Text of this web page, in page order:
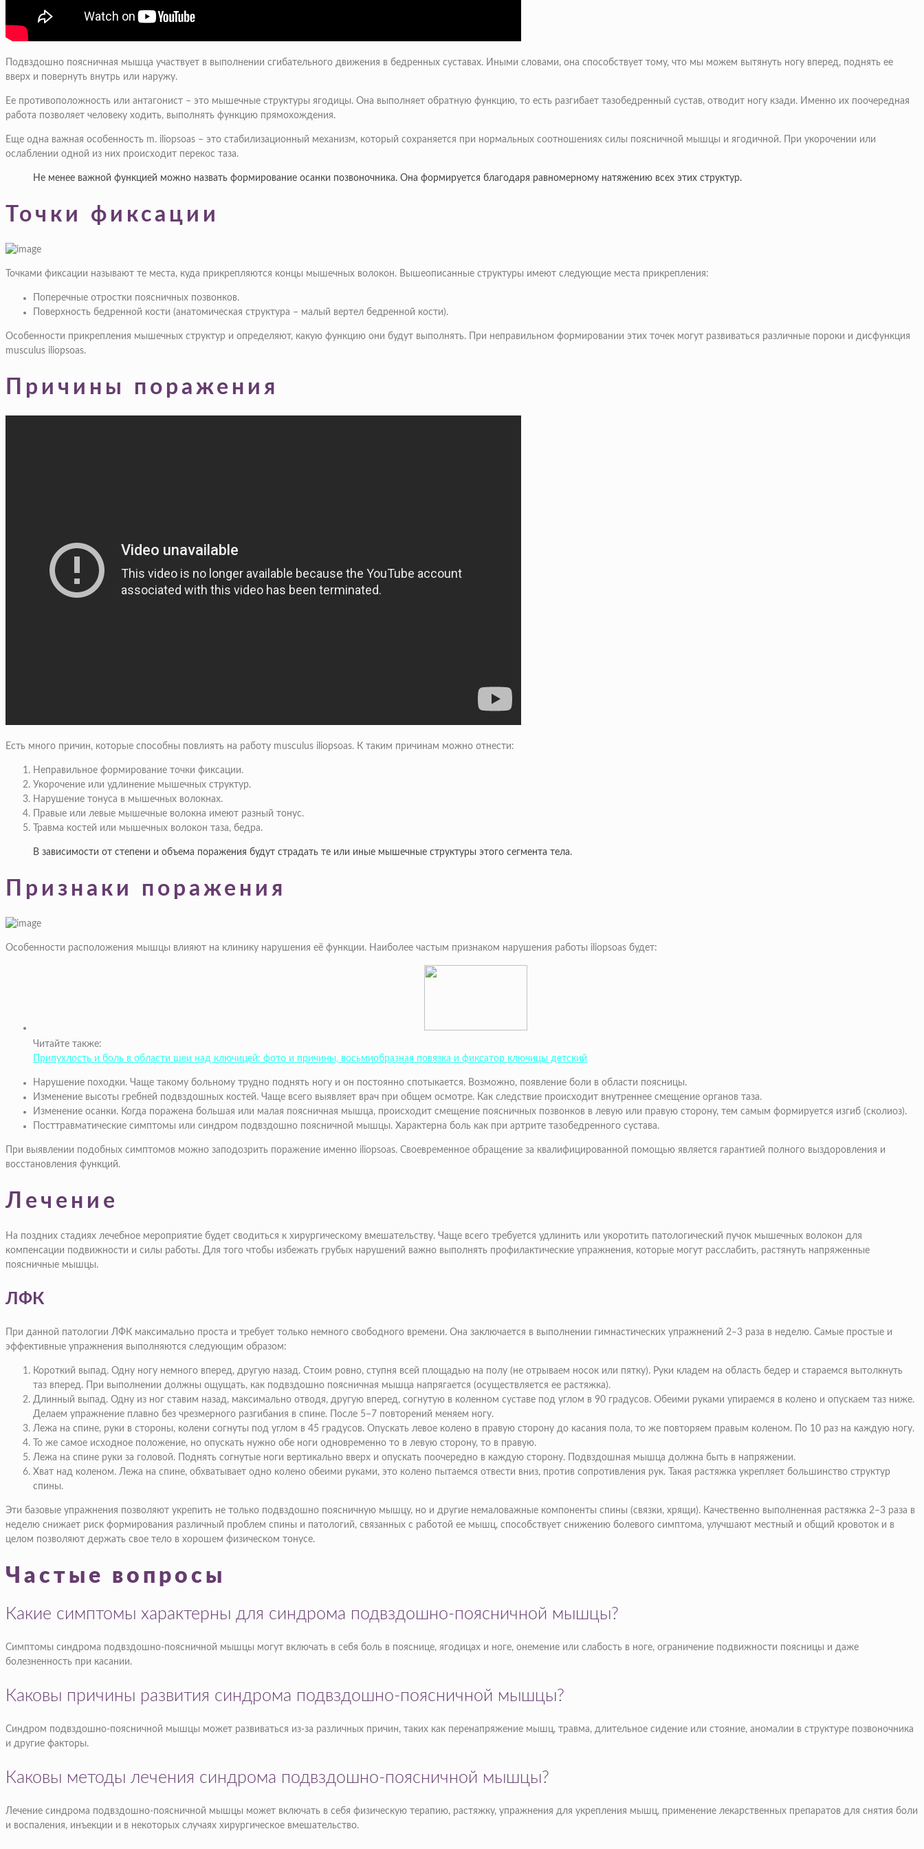
Подвздошно поясничная мышца участвует в выполнении сгибательного движения в бедренных суставах. Иными словами, она способствует тому, что мы можем вытянуть ногу вперед, поднять ее
вверх и повернуть внутрь или наружу.
Ее противоположность или антагонист – это мышечные структуры ягодицы. Она выполняет обратную функцию, то есть разгибает тазобедренный сустав, отводит ногу кзади. Именно их поочередная
работа позволяет человеку ходить, выполнять функцию прямохождения.
Еще одна важная особенность m. iliopsoas – это стабилизационный механизм, который сохраняется при нормальных соотношениях силы поясничной мышцы и ягодичной. При укорочении или
ослаблении одной из них происходит перекос таза.
Не менее важной функцией можно назвать формирование осанки позвоночника. Она формируется благодаря равномерному натяжению всех этих структур.
Точки фиксации
Точками фиксации называют те места, куда прикрепляются концы мышечных волокон. Вышеописанные структуры имеют следующие места прикрепления:
Поперечные отростки поясничных позвонков.
Поверхность бедренной кости (анатомическая структура – малый вертел бедренной кости).
Особенности прикрепления мышечных структур и определяют, какую функцию они будут выполнять. При неправильном формировании этих точек могут развиваться различные пороки и дисфункция
musculus iliopsoas.
Причины поражения
Есть много причин, которые способны повлиять на работу musculus iliopsoas. К таким причинам можно отнести:
Неправильное формирование точки фиксации.
Укорочение или удлинение мышечных структур.
Нарушение тонуса в мышечных волокнах.
Правые или левые мышечные волокна имеют разный тонус.
Травма костей или мышечных волокон таза, бедра.
В зависимости от степени и объема поражения будут страдать те или иные мышечные структуры этого сегмента тела.
Признаки поражения
Особенности расположения мышцы влияют на клинику нарушения её функции. Наиболее частым признаком нарушения работы iliopsoas будет:
Читайте также:
Припухлость и боль в области шеи над ключицей: фото и причины, восьмиобразная повязка и фиксатор ключицы детский
Нарушение походки. Чаще такому больному трудно поднять ногу и он постоянно спотыкается. Возможно, появление боли в области поясницы.
Изменение высоты гребней подвздошных костей. Чаще всего выявляет врач при общем осмотре. Как следствие происходит внутреннее смещение органов таза.
Изменение осанки. Когда поражена большая или малая поясничная мышца, происходит смещение поясничных позвонков в левую или правую сторону, тем самым формируется изгиб (сколиоз).
Посттравматические симптомы или синдром подвздошно поясничной мышцы. Характерна боль как при артрите тазобедренного сустава.
При выявлении подобных симптомов можно заподозрить поражение именно iliopsoas. Своевременное обращение за квалифицированной помощью является гарантией полного выздоровления и
восстановления функций.
Лечение
На поздних стадиях лечебное мероприятие будет сводиться к хирургическому вмешательству. Чаще всего требуется удлинить или укоротить патологический пучок мышечных волокон для
компенсации подвижности и силы работы. Для того чтобы избежать грубых нарушений важно выполнять профилактические упражнения, которые могут расслабить, растянуть напряженные
поясничные мышцы.
ЛФК
При данной патологии ЛФК максимально проста и требует только немного свободного времени. Она заключается в выполнении гимнастических упражнений 2–3 раза в неделю. Самые простые и
эффективные упражнения выполняются следующим образом:
Короткий выпад. Одну ногу немного вперед, другую назад. Стоим ровно, ступня всей площадью на полу (не отрываем носок или пятку). Руки кладем на область бедер и стараемся вытолкнуть
таз вперед. При выполнении должны ощущать, как подвздошно поясничная мышца напрягается (осуществляется ее растяжка).
Длинный выпад. Одну из ног ставим назад, максимально отводя, другую вперед, согнутую в коленном суставе под углом в 90 градусов. Обеими руками упираемся в колено и опускаем таз ниже.
Делаем упражнение плавно без чрезмерного разгибания в спине. После 5–7 повторений меняем ногу.
Лежа на спине, руки в стороны, колени согнуты под углом в 45 градусов. Опускать левое колено в правую сторону до касания пола, то же повторяем правым коленом. По 10 раз на каждую ногу.
То же самое исходное положение, но опускать нужно обе ноги одновременно то в левую сторону, то в правую.
Лежа на спине руки за головой. Поднять согнутые ноги вертикально вверх и опускать поочередно в каждую сторону. Подвздошная мышца должна быть в напряжении.
Хват над коленом. Лежа на спине, обхватывает одно колено обеими руками, это колено пытаемся отвести вниз, против сопротивления рук. Такая растяжка укрепляет большинство структур
спины.
Эти базовые упражнения позволяют укрепить не только подвздошно поясничную мышцу, но и другие немаловажные компоненты спины (связки, хрящи). Качественно выполненная растяжка 2–3 раза в
неделю снижает риск формирования различный проблем спины и патологий, связанных с работой ее мышц, способствует снижению болевого симптома, улучшают местный и общий кровоток и в
целом позволяют держать свое тело в хорошем физическом тонусе.
Частые вопросы
Какие симптомы характерны для синдрома подвздошно-поясничной мышцы?
Симптомы синдрома подвздошно-поясничной мышцы могут включать в себя боль в пояснице, ягодицах и ноге, онемение или слабость в ноге, ограничение подвижности поясницы и даже
болезненность при касании.
Каковы причины развития синдрома подвздошно-поясничной мышцы?
Синдром подвздошно-поясничной мышцы может развиваться из-за различных причин, таких как перенапряжение мышц, травма, длительное сидение или стояние, аномалии в структуре позвоночника
и другие факторы.
Каковы методы лечения синдрома подвздошно-поясничной мышцы?
Лечение синдрома подвздошно-поясничной мышцы может включать в себя физическую терапию, растяжку, упражнения для укрепления мышц, применение лекарственных препаратов для снятия боли
и воспаления, инъекции и в некоторых случаях хирургическое вмешательство.